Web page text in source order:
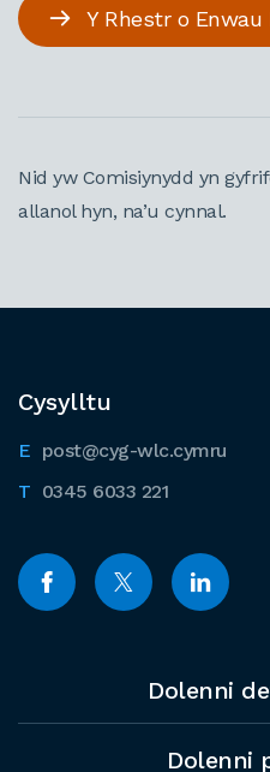
Y Rhestr o
Nid yw Comisiynydd yn
allanol hyn, na’u cynnal.
Cysylltu
post@cyg-wlc.cymru
0345 6033 221
Dolenni
Dolenni